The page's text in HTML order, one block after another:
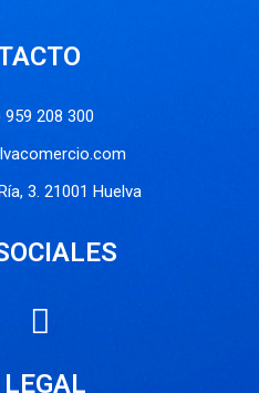
959 208 300
3. 21001 Huelva